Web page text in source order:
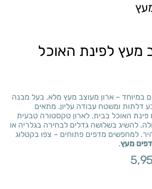
מעץ לפינת האוכל
במיוחד – ארון מעוצב מעץ מלא. בעל מבנה
דלתות ומשטח עבודה עליון. מתאים
האוכל בבית. לארון טקסטורה טבעית
להשיג בשלושה גדלים לבחירה בגלריה או
למחפשים מדפים פתוחים – צפו בקטלוג
מעץ.